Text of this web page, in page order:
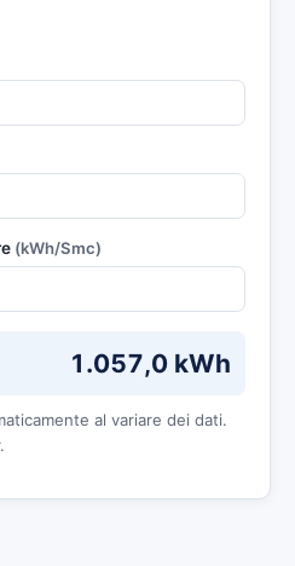
(kWh/Smc)
1.057,0 kWh
al variare dei dati.